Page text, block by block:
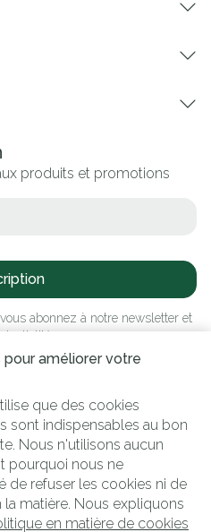
pour améliorer votre
que des cookies
sont indispensables au bon
Nous n'utilisons aucun
pourquoi nous ne
de refuser les cookies ni de
matière. Nous expliquons
en matière de cookies
produits et promotions
abonnez à notre newsletter et
.